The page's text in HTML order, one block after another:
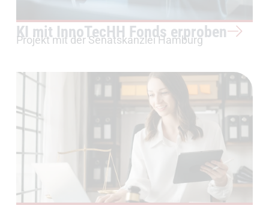
KI mit InnoTecHH Fonds erproben
Projekt mit der Senatskanzlei Hamburg